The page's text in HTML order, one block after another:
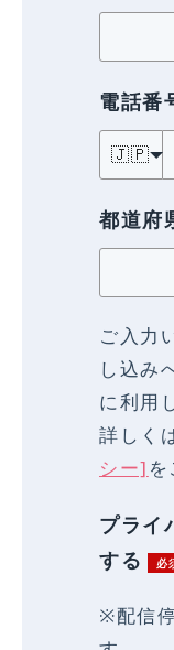
電話番
🇯🇵
都道府
ご入力
し込み
に利用
詳しく
シー]
プライ
する
※配信